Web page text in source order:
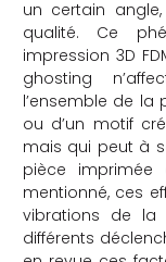
un certain
qualité. Ce
impression 3D
ghosting
l’ensemble de la
ou d’un motif
mais qui peut à
pièce imprimée
mentionné, ces
vibrations de la
différents